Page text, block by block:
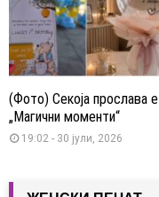
(Фото) Секоја прослава
„Магични моменти“
19:02 - 30 јули, 2026